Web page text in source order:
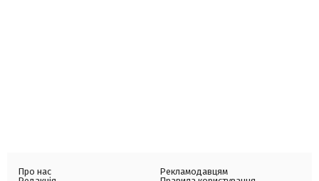
Про нас
Рекламодавцям